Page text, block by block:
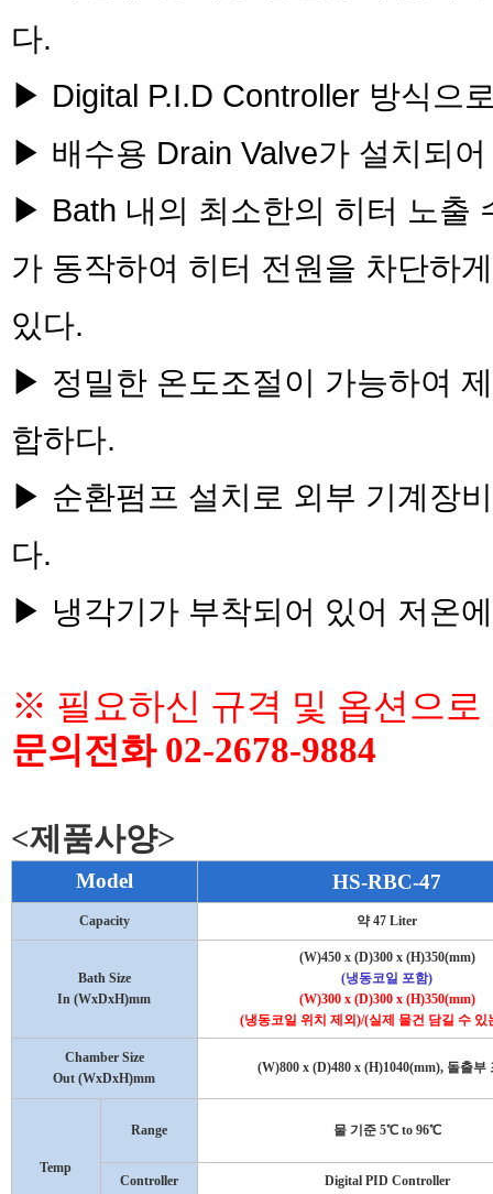
다.
▶ Digital P.I.D Controller 방식으
▶ 배수용 Drain Valve가 설치되
▶ Bath 내의 최소한의 히터 노출
가 동작하여 히터 전원을 차단하
있다.
▶ 정밀한 온도조절이 가능하여
합하다.
▶ 순환펌프 설치로 외부 기계장
다.
▶ 냉각기가 부착되어 있어 저온
※ 필요하신 규격 및 옵션으로
문의전화 02-2678-9884
<제품사양>
Model HS-RBC-47
Capacity 약47 Liter
Bath Size
In (WxDxH)mm
(W)450 x (D)300 x (H)350(mm)
(냉동코일 포함)
(W)300 x (D)300 x (H)350(mm)
(냉동코일 위치 제외 )/(실제 물건 담길 수 있
Chamber Size
Out (WxDxH)mm
(W)800 x (D)480 x (H)1040(mm), 돌출부
Temp
Range 물 기준 5℃ to 96℃
Controller Digital PID Controller